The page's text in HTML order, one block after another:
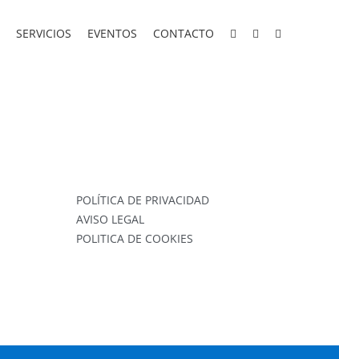
SERVICIOS EVENTOS CONTACTO
POLÍTICA DE PRIVACIDAD
AVISO LEGAL
POLITICA DE COOKIES